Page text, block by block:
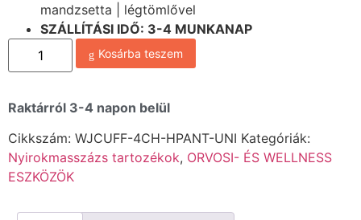
mandzsetta | légtömlővel
SZÁLLÍTÁSI IDŐ: 3-4 MUNKANAP
Kosárba teszem
Raktárról 3-4 napon belül
Cikkszám: WJCUFF-4CH-HPANT-UNI Kategóriák:
Nyirokmasszázs tartozékok, ORVOSI- ÉS WELLNESS
ESZKÖZÖK